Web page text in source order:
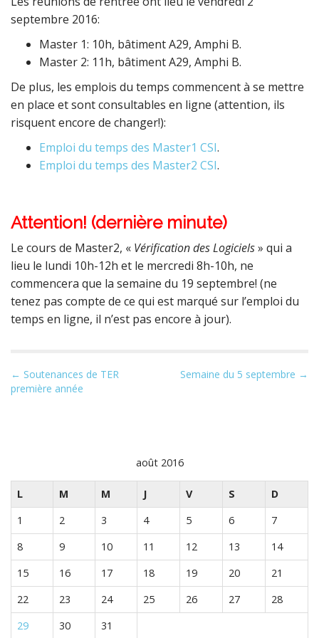
septembre 2016:
Master 1: 10h, bâtiment A29, Amphi B.
Master 2: 11h, bâtiment A29, Amphi B.
De plus, les emplois du temps commencent à se mettre
en place et sont consultables en ligne (attention, ils
risquent encore de changer!):
Emploi du temps des Master1 CSI.
Emploi du temps des Master2 CSI.
Attention! (dernière minute)
Le cours de Master2, « Vérification des Logiciels» qui a
lieu le lundi 10h-12h et le mercredi 8h-10h, ne
commencera que la semaine du 19 septembre! (ne
tenez pas compte de ce qui est marqué sur l’emploi du
temps en ligne, il n’est pas encore à jour).
N
a
t
i
o
n
p
m
← Soutenances de TER
première année
Semaine du 5 septembre →
août 2016
L M M J V S
D
1
2 3 4 5 6
7
8
9 10 11 12 13
14
15
16 17 18 19 20
21
22
23 24 25 26 27
28
29
30 31